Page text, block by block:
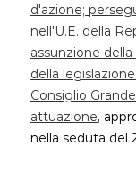
d'azione;
nell'U.E. della
assunzione
della
Consiglio
attuazione,
nella seduta del